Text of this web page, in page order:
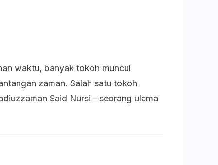
waktu, banyak tokoh muncul
zaman. Salah satu tokoh
Said Nursi—seorang ulama